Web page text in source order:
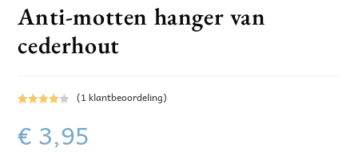
Anti-motten hanger van
cederhout
erd
4.00
op 5
(1 klantbeoordeling)
€ 3,95